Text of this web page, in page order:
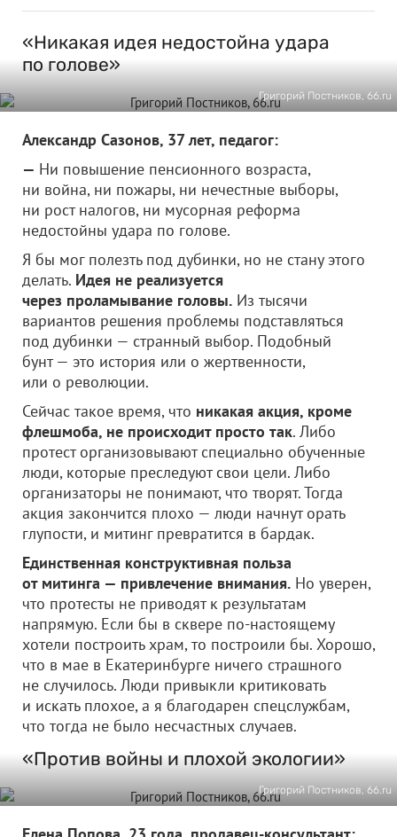
«Никакая идея недостойна удара
по голове»
Григорий Постников, 66.ru
Александр Сазонов, 37 лет, педагог:
— Ни повышение пенсионного возраста,
ни война, ни пожары, ни нечестные выборы,
ни рост налогов, ни мусорная реформа
недостойны удара по голове.
Я бы мог полезть под дубинки, но не стану этого
делать. Идея не реализуется
через проламывание головы. Из тысячи
вариантов решения проблемы подставляться
под дубинки — странный выбор. Подобный
бунт — это история или о жертвенности,
или о революции.
Сейчас такое время, что никакая акция, кроме
флешмоба, не происходит просто так. Либо
протест организовывают специально обученные
люди, которые преследуют свои цели. Либо
организаторы не понимают, что творят. Тогда
акция закончится плохо — люди начнут орать
глупости, и митинг превратится в бардак.
Единственная конструктивная польза
от митинга — привлечение внимания. Но уверен,
что протесты не приводят к результатам
напрямую. Если бы в сквере по-настоящему
хотели построить храм, то построили бы. Хорошо,
что в мае в Екатеринбурге ничего страшного
не случилось. Люди привыкли критиковать
и искать плохое, а я благодарен спецслужбам,
что тогда не было несчастных случаев.
«Против войны и плохой экологии»
Григорий Постников, 66.ru